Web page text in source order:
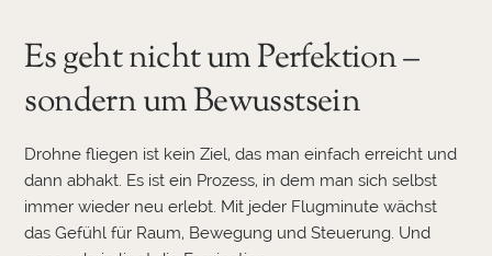
Es geht nicht um Perfektion –
sondern um Bewusstsein
Drohne fliegen ist kein Ziel, das man einfach erreicht und
dann abhakt. Es ist ein Prozess, in dem man sich selbst
immer wieder neu erlebt. Mit jeder Flugminute wächst
das Gefühl für Raum, Bewegung und Steuerung. Und